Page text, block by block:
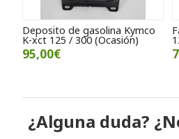
Deposito de gasolina Kymco
K-xct 125 / 300 (Ocasión)
95,00€
¿Alguna duda?